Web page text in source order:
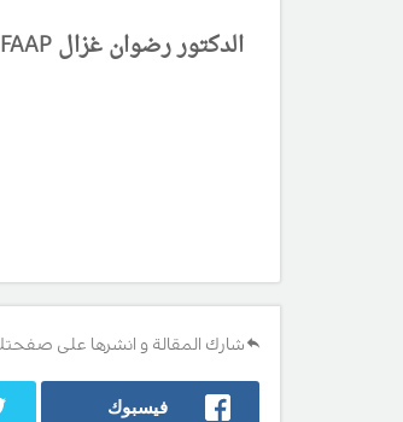
الدكتور رضوان غزال MD, FAAP- مصدر المعلومات : كتاب نلسون طب الاطفال 2016- آخر تحديث 18/1/2018
شارك المقالة و انشرها على
فيسبوك